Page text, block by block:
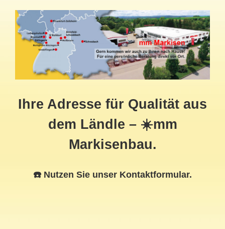
Ihre Adresse für Qualität aus
dem Ländle – ☀️mm
Markisenbau.
☎️ Nutzen Sie unser Kontaktformular.